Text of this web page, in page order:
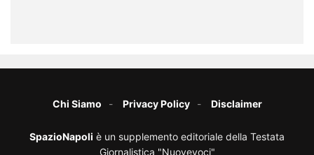
Chi Siamo Privacy Policy Disclaimer
SpazioNapoli è un supplemento editoriale della Testata
Giornalistica "Nuovevoci"